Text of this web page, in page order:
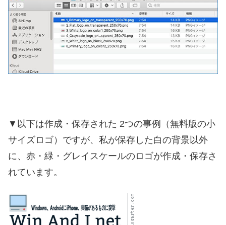
▼以下は作成・保存された 2つの事例（無料版の小
サイズロゴ）ですが、私が保存した白の背景以外
に、赤・緑・グレイスケールのロゴが作成・保存さ
れています。